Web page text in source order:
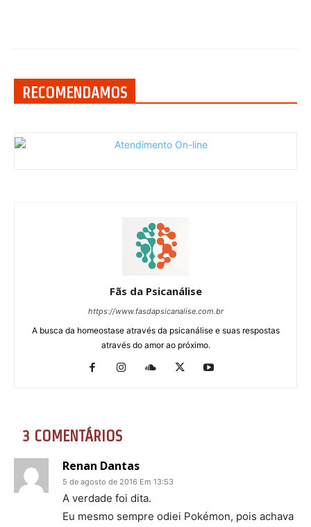
RECOMENDAMOS
Fãs da Psicanálise
https://www.fasdapsicanalise.com.br
A busca da homeostase através da psicanálise e suas respostas
através do amor ao próximo.
3 COMENTÁRIOS
Renan Dantas
5 de agosto de 2016 Em 13:53
A verdade foi dita.
Eu mesmo sempre odiei Pokémon, pois achava